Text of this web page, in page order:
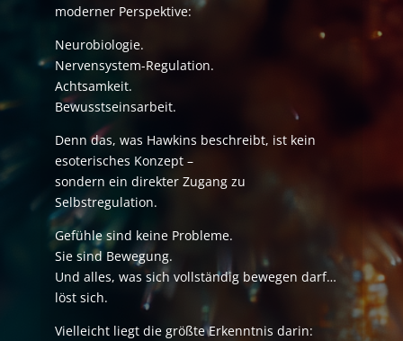
moderner Perspektive:
Neurobiologie.
Nervensystem-Regulation.
Achtsamkeit.
Bewusstseinsarbeit.
Denn das, was Hawkins beschreibt, ist kein
esoterisches Konzept –
sondern ein direkter Zugang zu
Selbstregulation.
Gefühle sind keine Probleme.
Sie sind Bewegung.
Und alles, was sich vollständig bewegen darf…
löst sich.
Vielleicht liegt die größte Erkenntnis darin: